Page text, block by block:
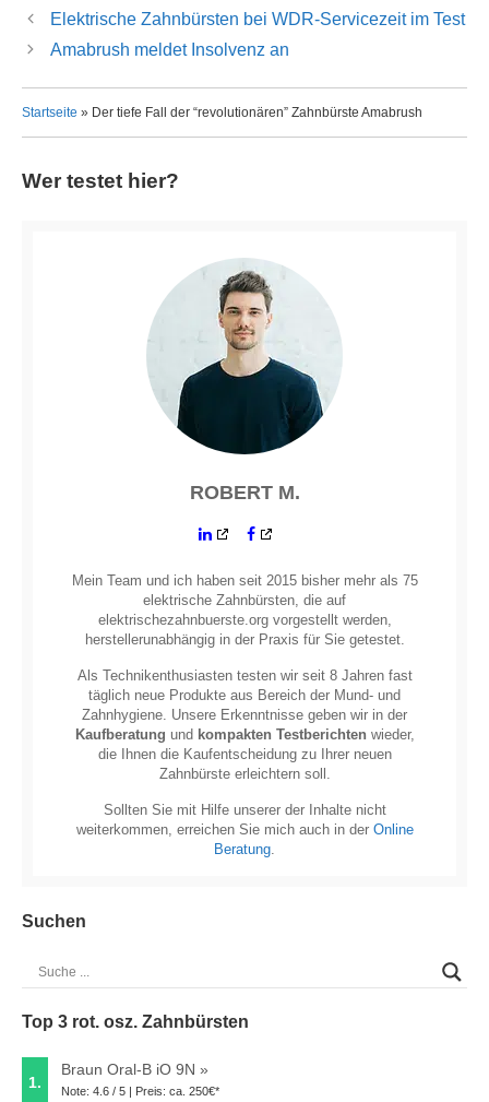
Elektrische Zahnbürsten bei WDR-Servicezeit im Test
Amabrush meldet Insolvenz an
Startseite » Der tiefe Fall der “revolutionären” Zahnbürste Amabrush
Wer testet hier?
ROBERT M.
Mein Team und ich haben seit 2015 bisher mehr als 75
elektrische Zahnbürsten, die auf
elektrischezahnbuerste.org vorgestellt werden,
herstellerunabhängig in der Praxis für Sie getestet.
Als Technikenthusiasten testen wir seit 8 Jahren fast
täglich neue Produkte aus Bereich der Mund- und
Zahnhygiene. Unsere Erkenntnisse geben wir in der
Kaufberatung und kompakten Testberichten wieder,
die Ihnen die Kaufentscheidung zu Ihrer neuen
Zahnbürste erleichtern soll.
Sollten Sie mit Hilfe unserer der Inhalte nicht
weiterkommen, erreichen Sie mich auch in der Online
Beratung.
Suchen
Top 3 rot. osz. Zahnbürsten
1.
Braun Oral-B iO 9N
Note: 4.6 / 5 | Preis: ca. 250€*